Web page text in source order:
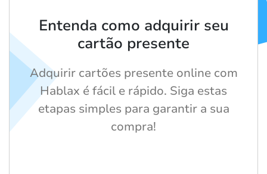
Entenda como adquirir seu
cartão presente
Adquirir cartões presente online com
Hablax é fácil e rápido. Siga estas
etapas simples para garantir a sua
compra!